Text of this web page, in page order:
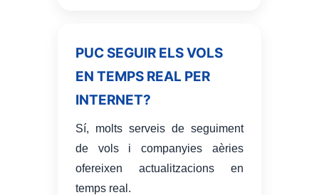
PUC SEGUIR ELS VOLS
EN TEMPS REAL PER
INTERNET?
Sí, molts serveis de seguiment
de vols i companyies aèries
ofereixen actualitzacions en
temps real.